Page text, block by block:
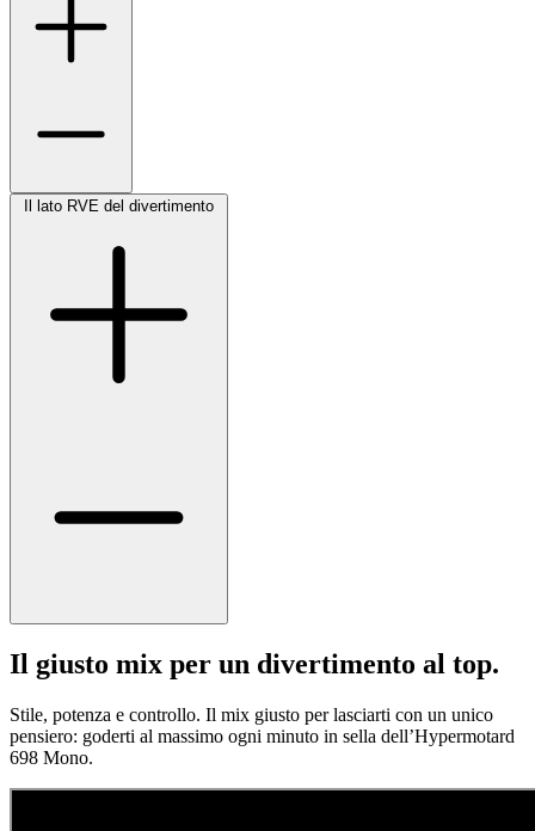
Il lato RVE del divertimento
Il giusto mix per un divertimento al top.
Stile, potenza e controllo. Il mix giusto per lasciarti con un unico
pensiero: goderti al massimo ogni minuto in sella dell’Hypermotard
698 Mono.